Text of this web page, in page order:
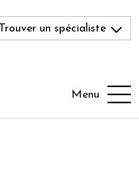
Trouver un spécialiste
Menu